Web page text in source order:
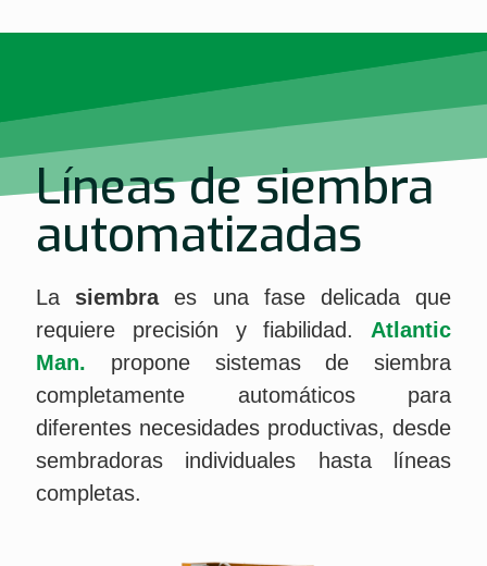
Líneas de siembra
automatizadas
La siembraes una fase delicada que
requiere precisión y fiabilidad. Atlantic
Man. propone sistemas de siembra
completamente automáticos para
diferentes necesidades productivas, desde
sembradoras individuales hasta líneas
completas.